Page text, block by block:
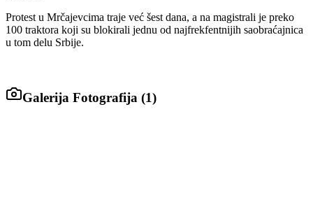
Protest u Mrčajevcima traje već šest dana, a na magistrali je preko
100 traktora koji su blokirali jednu od najfrekfentnijih saobraćajnica
u tom delu Srbije.
Galerija Fotografija (1)